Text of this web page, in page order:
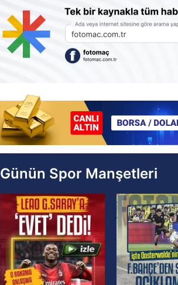
Günün Spor Manşetleri